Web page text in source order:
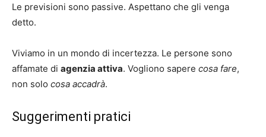
Le previsioni sono passive. Aspettano che gli venga
detto.
Viviamo in un mondo di incertezza. Le persone sono
affamate di agenzia attiva. Vogliono sapere cosa fare,
non solo cosa accadrà.
Suggerimenti pratici